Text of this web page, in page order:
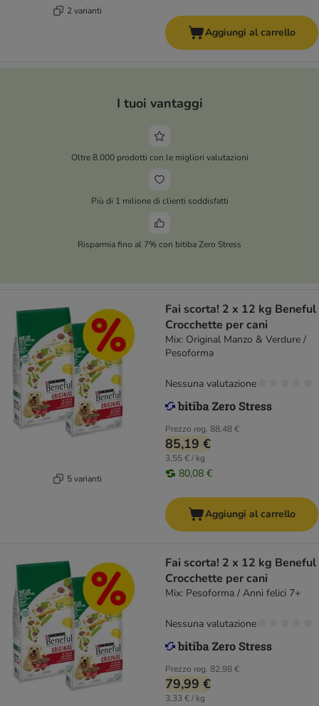
2 varianti
Aggiungi al carrello
I tuoi vantaggi
Oltre 8.000 prodotti con le migliori valutazioni
Più di 1 milione di clienti soddisfatti
Risparmia fino al 7% con bitiba Zero Stress
5 varianti
Fai scorta! 2 x 12 kg Beneful
Crocchette per cani
Mix: Original Manzo & Verdure /
Pesoforma
Prezzo reg. 88,48 €
85,19 €
3,55 € / kg
80,08 €
Nessuna valutazione
Aggiungi al carrello
Fai scorta! 2 x 12 kg Beneful
Crocchette per cani
Mix: Pesoforma / Anni felici 7+
Prezzo reg. 82,98 €
79,99 €
3,33 € / kg
Nessuna valutazione